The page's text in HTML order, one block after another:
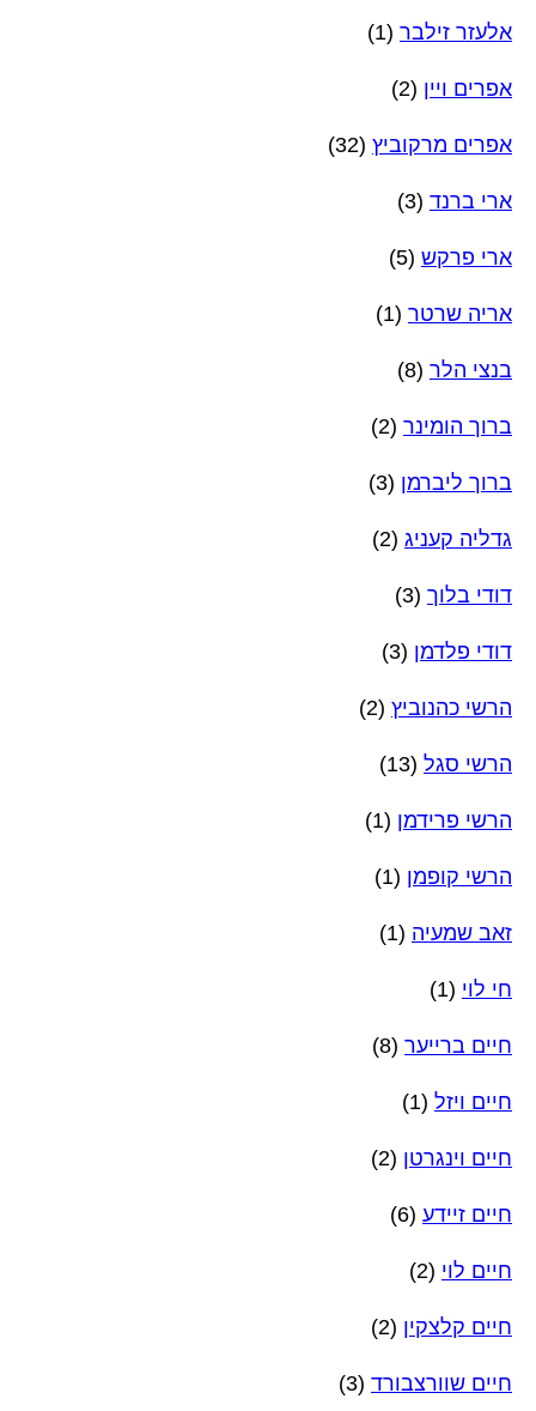
אלעזר זילבר (1)
אפרים ויין (2)
אפרים מרקוביץ (32)
ארי ברנד (3)
ארי פרקש (5)
אריה שרטר (1)
בנצי הלר (8)
ברוך הומינר (2)
ברוך ליברמן (3)
גדליה קעניג (2)
דודי בלוך (3)
דודי פלדמן (3)
הרשי כהנוביץ (2)
הרשי סגל (13)
הרשי פרידמן (1)
הרשי קופמן (1)
זאב שמעיה (1)
חי לוי (1)
חיים ברייער (8)
חיים ויזל (1)
חיים וינגרטן (2)
חיים זיידע (6)
חיים לוי (2)
חיים קלצקין (2)
חיים שוורצבורד (3)